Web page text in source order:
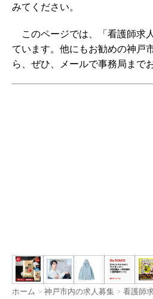
みてください。
このページでは、「看護師求
ています。他にもお勧めの神戸
ら、ぜひ、メールで事務局まで
ホーム > 神戸市内の求人募集 > 看護師